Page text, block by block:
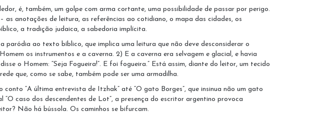
é, também, um golpe com arma cortante, uma possibilidade de passar por perigo.
anotações de leitura, as referências ao cotidiano, o mapa das cidades, os
a tradição judaica, a sabedoria implícita.
paródia ao texto bíblico, que implica uma leitura que não deve desconsiderar o
os instrumentos e a caverna. 2) E a caverna era selvagem e glacial, e havia
o Homem: “Seja Fogueira!”. E foi fogueira.” Está assim, diante do leitor, um tecido
que, como se sabe, também pode ser uma armadilha.
“A última entrevista de Itzhak” até “O gato Borges”, que insinua não um gato
caso dos descendentes de Lot”, a presença do escritor argentino provoca
Não há bússola. Os caminhos se bifurcam.